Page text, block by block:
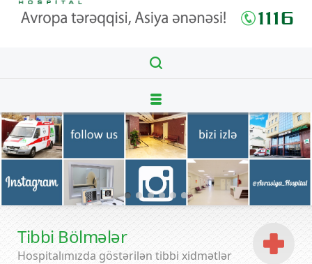
Tibbi Bölmələr
Hospitalımızda göstərilən tibbi xidmətlər